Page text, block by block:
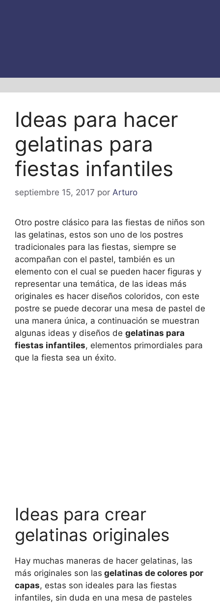
Ideas para hacer
gelatinas para
fiestas infantiles
septiembre 15, 2017 por Arturo
Otro postre clásico para las fiestas de niños son
las gelatinas, estos son uno de los postres
tradicionales para las fiestas, siempre se
acompañan con el pastel, también es un
elemento con el cual se pueden hacer figuras y
representar una temática, de las ideas más
originales es hacer diseños coloridos, con este
postre se puede decorar una mesa de pastel de
una manera única, a continuación se muestran
algunas ideas y diseños de gelatinas para
fiestas infantiles, elementos primordiales para
que la fiesta sea un éxito.
Ideas para crear
gelatinas originales
Hay muchas maneras de hacer gelatinas, las
más originales son las gelatinas de colores por
capas, estas son ideales para las fiestas
infantiles, sin duda en una mesa de pasteles